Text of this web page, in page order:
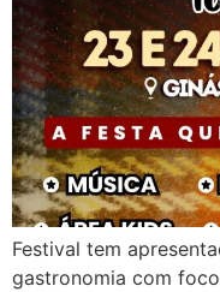
Festival tem
gastronomia com